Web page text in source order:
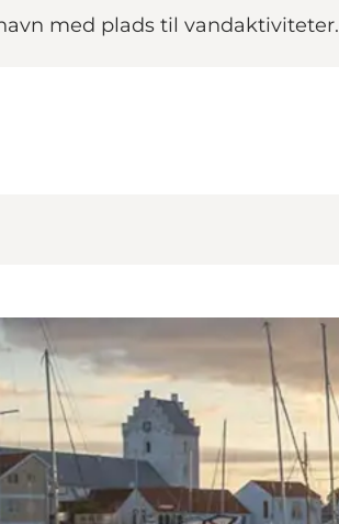
med plads til vandaktiviteter.